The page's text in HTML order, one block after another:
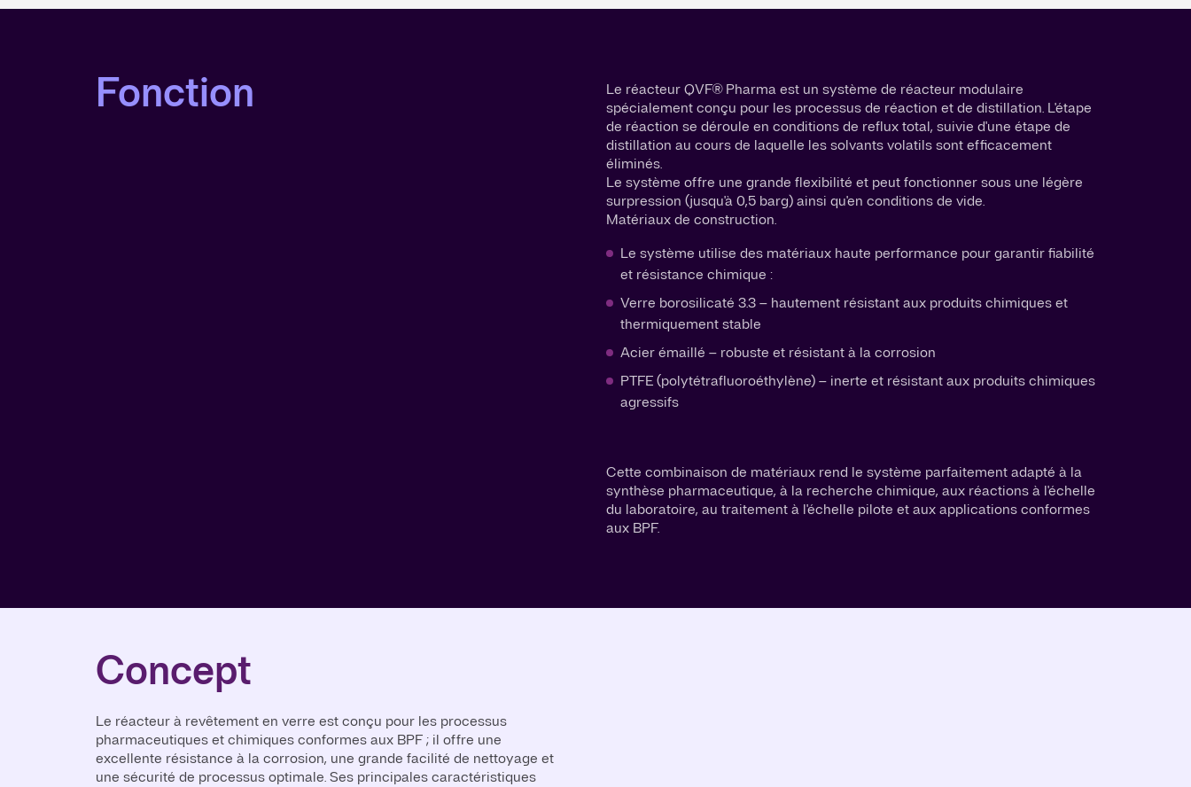
Fonction
Le réacteur QVF® Pharma est un système de réacteur modulaire
spécialement conçu pour les processus de réaction et de distillation. L'étape
de réaction se déroule en conditions de reflux total, suivie d'une étape de
distillation au cours de laquelle les solvants volatils sont efficacement
éliminés.
Le système offre une grande flexibilité et peut fonctionner sous une légère
surpression (jusqu'à 0,5 barg) ainsi qu'en conditions de vide.
Matériaux de construction.
Le système utilise des matériaux haute performance pour garantir fiabilité
et résistance chimique :
Verre borosilicaté 3.3 – hautement résistant aux produits chimiques et
thermiquement stable
Acier émaillé – robuste et résistant à la corrosion
PTFE (polytétrafluoroéthylène) – inerte et résistant aux produits chimiques
agressifs
Cette combinaison de matériaux rend le système parfaitement adapté à la
synthèse pharmaceutique, à la recherche chimique, aux réactions à l'échelle
du laboratoire, au traitement à l'échelle pilote et aux applications conformes
aux BPF.
Concept
Le réacteur à revêtement en verre est conçu pour les processus
pharmaceutiques et chimiques conformes aux BPF ; il offre une
excellente résistance à la corrosion, une grande facilité de nettoyage et
une sécurité de processus optimale. Ses principales caractéristiques